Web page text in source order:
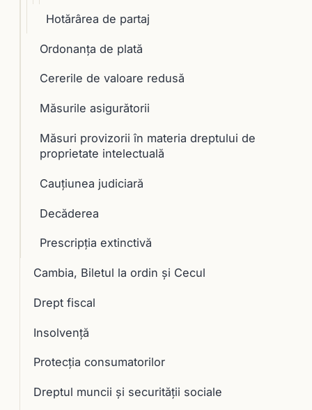
Hotărârea de partaj
Ordonanța de plată
Cererile de valoare redusă
Măsurile asigurătorii
Măsuri provizorii în materia dreptului de
proprietate intelectuală
Cauţiunea judiciară
Decăderea
Prescripţia extinctivă
Cambia, Biletul la ordin și Cecul
Drept fiscal
Insolvență
Protecția consumatorilor
Dreptul muncii și securității sociale